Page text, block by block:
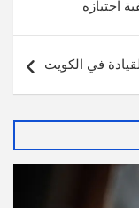
في الكويت